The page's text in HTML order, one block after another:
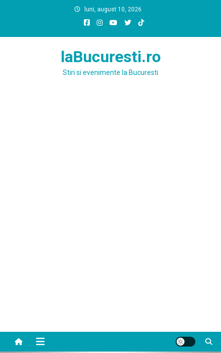
luni, august 10, 2026
laBucuresti.ro
Stiri si evenimente la Bucuresti